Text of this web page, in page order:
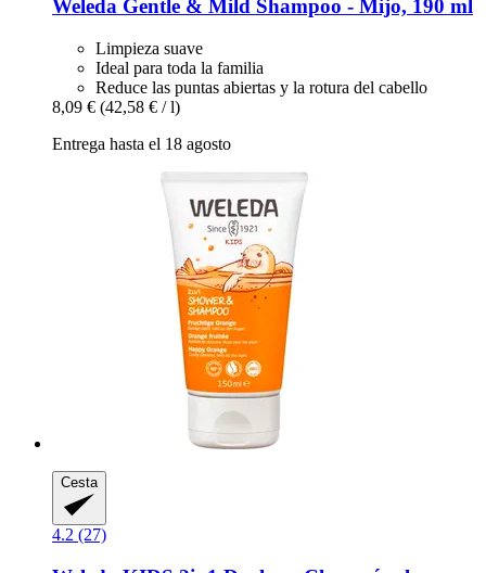
Weleda Gentle & Mild Shampoo -​ Mijo, 190 ml
Limpieza suave
Ideal para toda la familia
Reduce las puntas abiertas y la rotura del cabello
8,09 € (42,58 € / l)
Entrega hasta el 18 agosto
Cesta
4.2 (27)